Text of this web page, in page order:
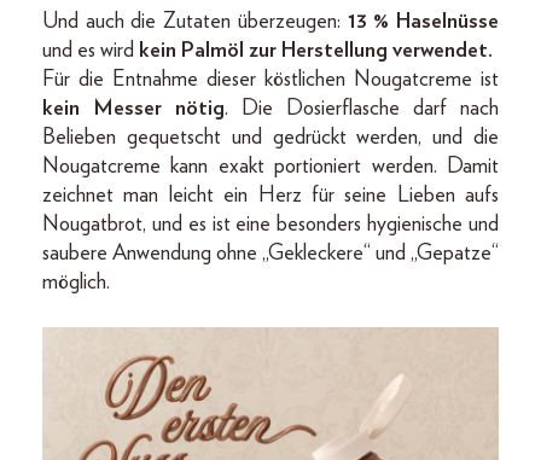
Und auch die Zutaten überzeugen: 13 % Haselnüsse
und es wird kein Palmöl zur Herstellung verwendet.
Für die Entnahme dieser köstlichen Nougatcreme ist
kein Messer
nötig. Die Dosierflasche darf nach
Belieben gequetscht und gedrückt werden, und die
Nougatcreme kann exakt portioniert werden. Damit
zeichnet man leicht ein Herz für seine Lieben aufs
Nougatbrot, und es ist eine besonders hygienische und
saubere Anwendung ohne „Gekleckere“ und „Gepatze“
möglich.